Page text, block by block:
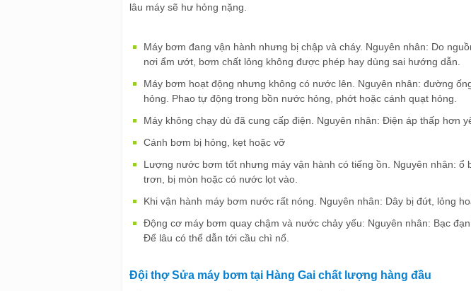
lâu máy sẽ hư hỏng nặng.
Máy bơm đang vận hành nhưng bị chập và cháy. Nguyên nhân: Do
nơi ẩm ướt, bơm chất lỏng không được phép hay dùng sai hướng dẫn.
Máy bơm hoạt động nhưng không có nước lên. Nguyên nhân: đường
hỏng. Phao tự động trong bồn nước hỏng, phớt hoặc cánh quạt hỏng.
Máy không chạy dù đã cung cấp điện. Nguyên nhân: Điện áp thấp hơn
Cánh bơm bị hỏng, kẹt hoặc vỡ
Lượng nước bơm tốt nhưng máy vận hành có tiếng ồn. Nguyên nhân: ổ
trơn, bị mòn hoặc có nước lọt vào.
Khi vận hành máy bơm nước rất nóng. Nguyên nhân: Dây bị đứt, lỏng
Động cơ máy bơm quay chậm và nước chảy yếu: Nguyên nhân: Bạc
Để lâu có thể dẫn tới cầu chì nổ.
Đội thợ Sửa máy bơm tại Hàng Gai chất lượng hàng đầu